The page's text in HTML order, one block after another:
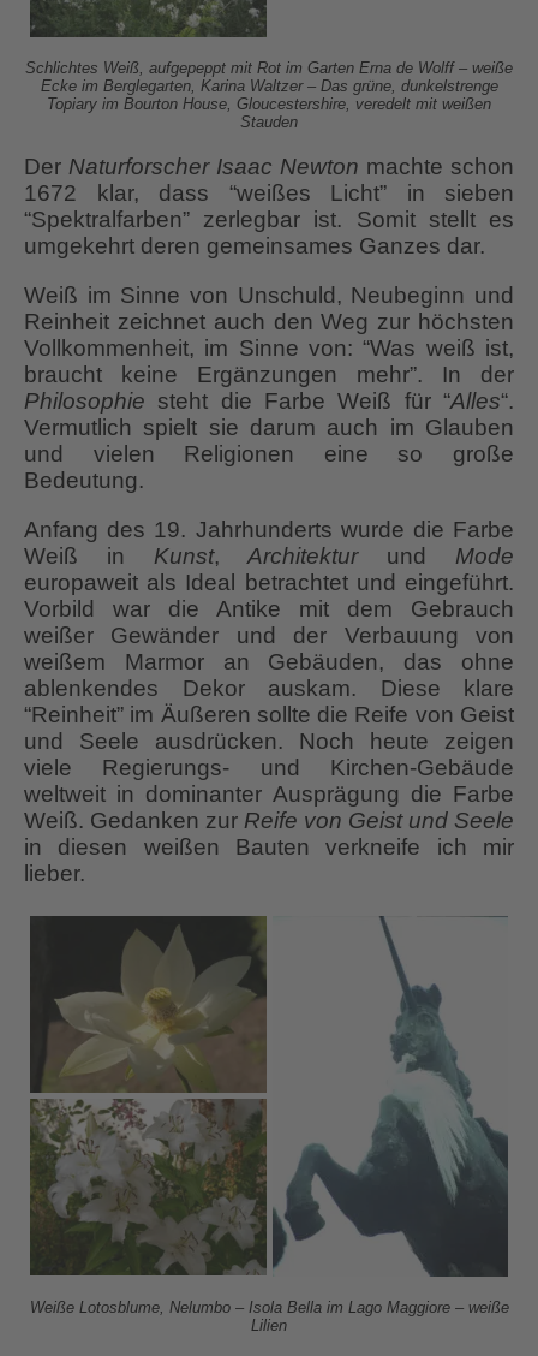
Schlichtes Weiß, aufgepeppt mit Rot im Garten Erna de Wolff – weiße
Ecke im Berglegarten, Karina Waltzer – Das grüne, dunkelstrenge
Topiary im Bourton House, Gloucestershire, veredelt mit weißen
Stauden
Der Naturforscher Isaac Newton machte schon
1672 klar, dass “weißes Licht” in sieben
“Spektralfarben” zerlegbar ist. Somit stellt es
umgekehrt deren gemeinsames Ganzes dar.
Weiß im Sinne von Unschuld, Neubeginn und
Reinheit zeichnet auch den Weg zur höchsten
Vollkommenheit, im Sinne von: “Was weiß ist,
braucht keine Ergänzungen mehr”. In der
Philosophie steht die Farbe Weiß für “Alles“.
Vermutlich spielt sie darum auch im Glauben
und vielen Religionen eine so große
Bedeutung.
Anfang des 19. Jahrhunderts wurde die Farbe
Weiß in Kunst,Architekturund Mode
europaweit als Ideal betrachtet und eingeführt.
Vorbild war die Antike mit dem Gebrauch
weißer Gewänder und der Verbauung von
weißem Marmor an Gebäuden, das ohne
ablenkendes Dekor auskam. Diese klare
“Reinheit” im Äußeren sollte die Reife von Geist
und Seele ausdrücken. Noch heute zeigen
viele Regierungs- und Kirchen-Gebäude
weltweit in dominanter Ausprägung die Farbe
Weiß. Gedanken zur Reife von Geist und Seele
in diesen weißen Bauten verkneife ich mir
lieber.
Weiße Lotosblume, Nelumbo – Isola Bella im Lago Maggiore – weiße
Lilien